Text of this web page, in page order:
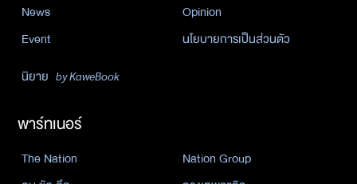
News
Opinion
Event
นโยบายการเป็นส่วนตัว
นิยาย by KaweBook
พาร์ทเนอร์
The Nation
Nation Group